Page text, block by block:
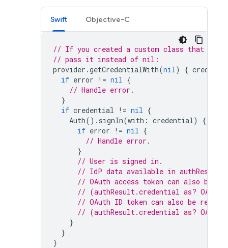
Swift Objective-C
// If you created a custom class that
// pass it instead of nil:
provider .getCredentialWith(nil) {
if error != nil {
// Handle error.
}
if credential != nil {
Auth(). signIn(with : credential) {
if error != nil {
// Handle error.
}
// User is signed in.
// IdP data available in
// OAuth access token can also be
// (authResult.credential as?
// OAuth ID token can also be
// (authResult.credential as?
}
}
}